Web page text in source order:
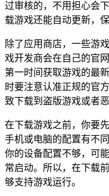
过审核的，不用担心会
载游戏还能自动更新，
除了应用商店，一些游
戏开发商会在自己的官
第一时间获取游戏的最
时要注意认准正规的官
致下载到盗版游戏或者恶
在下载游戏之前，你要
手机或电脑的配置有不
你的设备配置不够，可
常启动。所以，在下载
够支持游戏运行。